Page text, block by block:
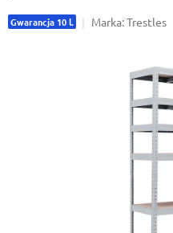
Gwarancja 10 l. Marka:Trestles